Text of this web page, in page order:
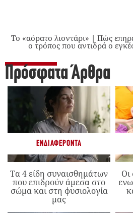
Το «αόρατο λιοντάρι» | Πώς
ο τρόπος που αντιδρά ο
Πρόσφατα Άρθρα
ΕΝΔΙΑΦΈΡΟΝΤΑ
Τα 4 είδη συναισθημάτων
που επιδρούν άμεσα στο
σώμα και στη φυσιολογία
μας
Οι